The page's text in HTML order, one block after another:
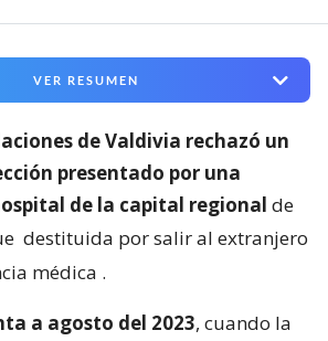
VER RESUMEN
de Valdivia rechazó un
presentado por una
de la capital regional de
destituida por salir al extranjero
médica .
a agosto del 2023, cuando la